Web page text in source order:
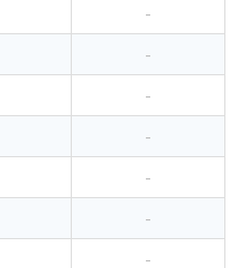
-
-
-
-
-
-
-